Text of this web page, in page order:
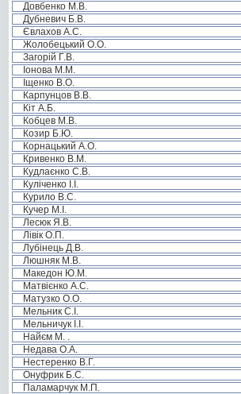
Довбенко М.В.
Дубневич Б.В.
Євлахов А.С.
Жолобецький О.О.
Загорій Г.В.
Іонова М.М.
Іщенко В.О.
Карпунцов В.В.
Кіт А.Б.
Кобцев М.В.
Козир Б.Ю.
Корнацький А.О.
Кривенко В.М.
Кудлаєнко С.В.
Куліченко І.І.
Курило В.С.
Кучер М.І.
Лесюк Я.В.
Лівік О.П.
Лубінець Д.В.
Люшняк М.В.
Македон Ю.М.
Матвієнко А.С.
Матузко О.О.
Мельник С.І.
Мельничук І.І.
Найєм М. .
Недава О.А.
Нестеренко В.Г.
Онуфрик Б.С.
Паламарчук М.П.